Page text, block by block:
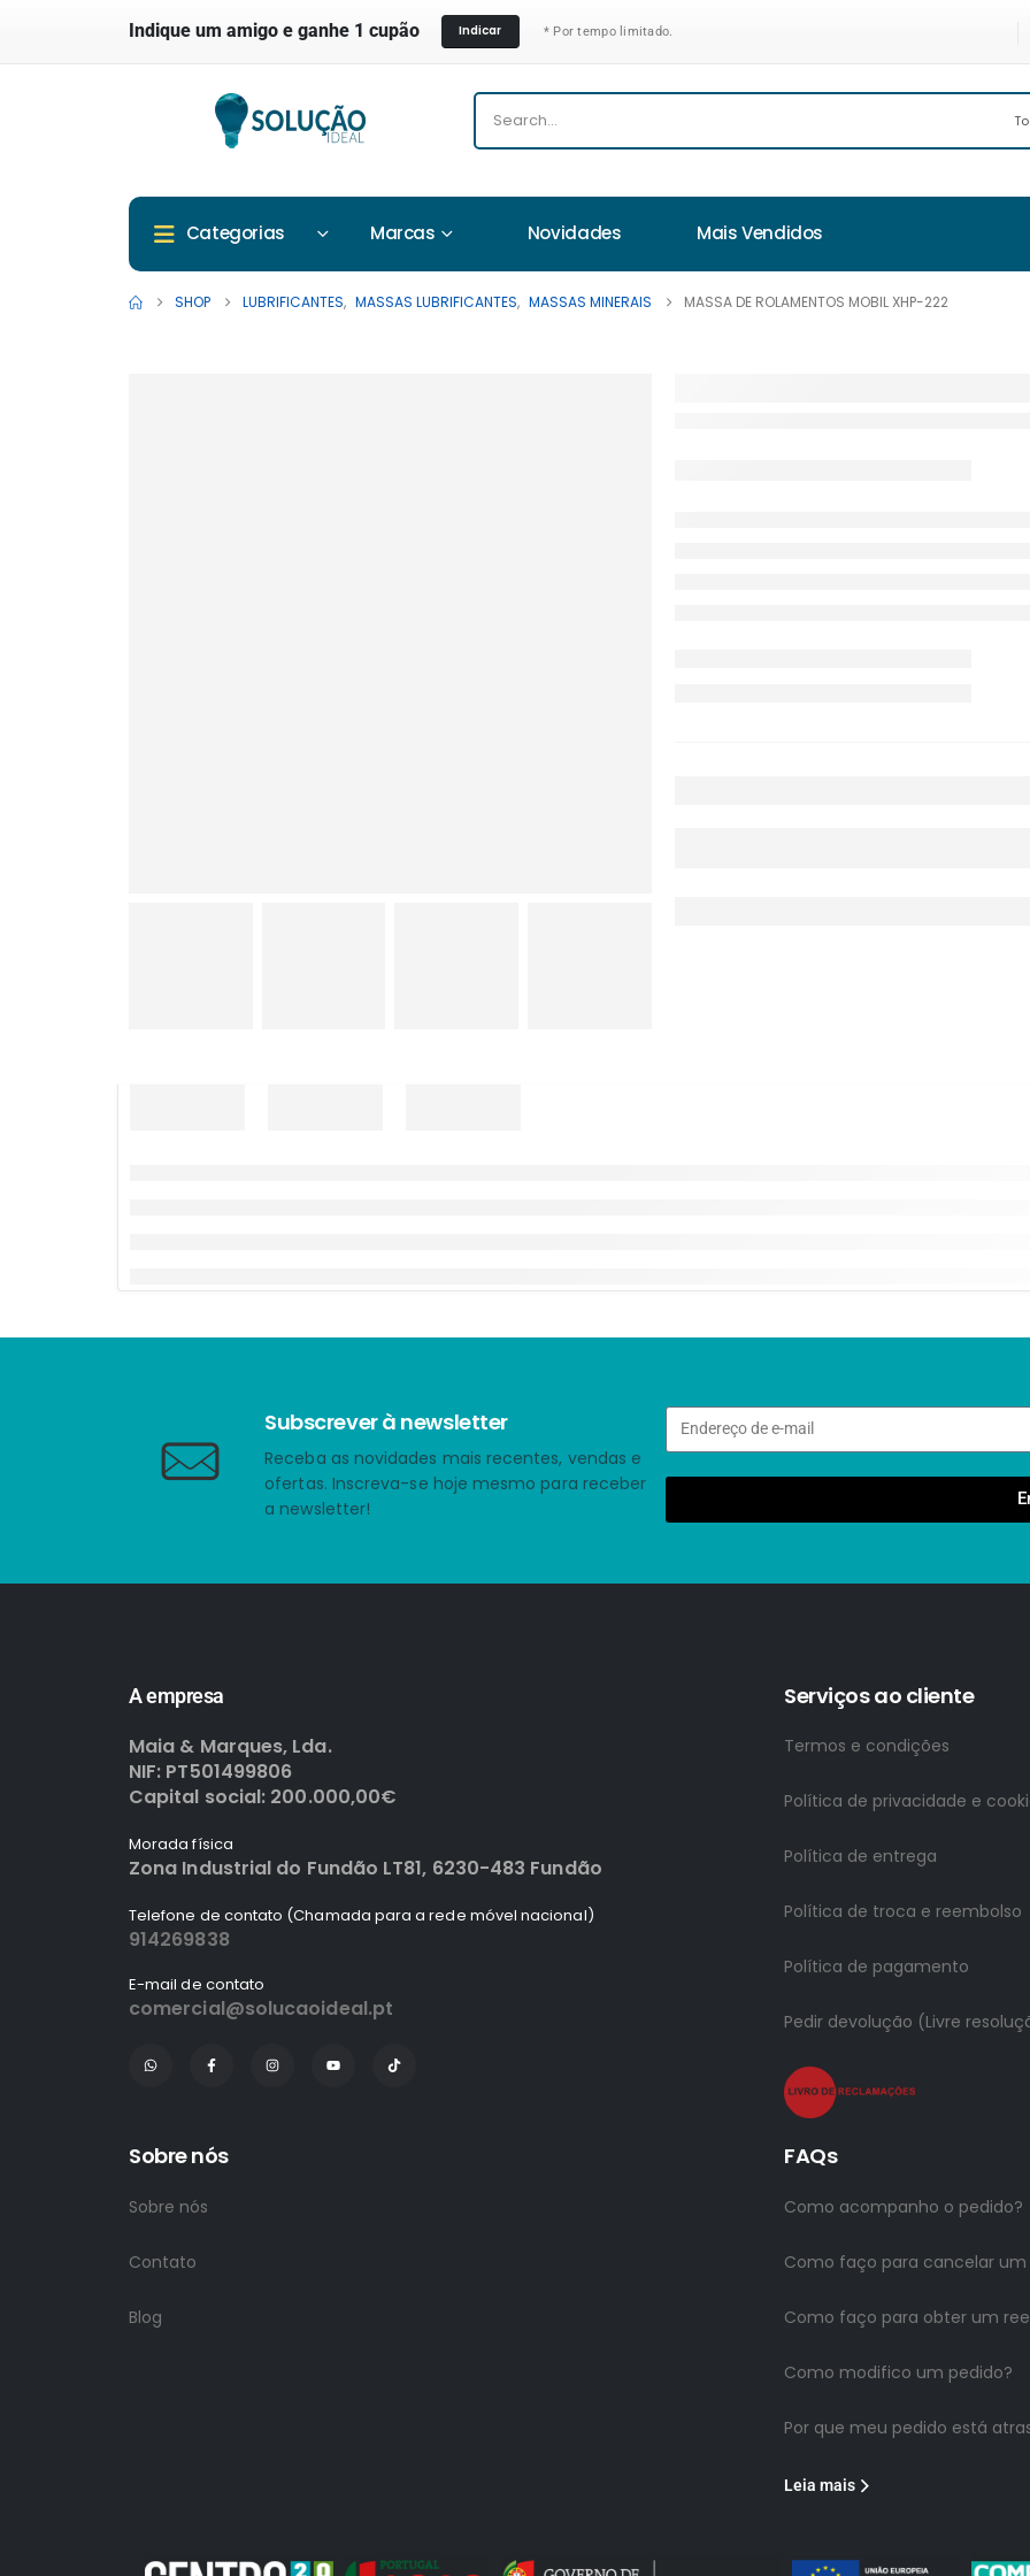
Indique um amigo e ganhe 1 cupão Indicar * Por tempo limitado.
Categorias Marcas Novidades Mais Vendidos
SHOP LUBRIFICANTES, MASSAS LUBRIFICANTES, MASSAS MINERAIS MASSA DE ROLAMENTOS MOBIL XHP-222
Subscrever à newsletter
Receba as novidades mais recentes, vendas e
ofertas. Inscreva-se hoje mesmo para receber
a newsletter!
A empresa
Maia & Marques, Lda.
NIF: PT501499806
Capital social: 200.000,00€
Morada física
Zona Industrial do Fundão LT81, 6230-483 Fundão
Telefone de contato (Chamada para a rede móvel nacional)
914269838
E-mail de contato
comercial@solucaoideal.pt
Serviços ao cliente
Termos e condições
Política de privacidade e
Política de entrega
Política de troca e reembolso
Política de pagamento
Pedir devolução (Livre
Sobre nós
Sobre nós
Contato
Blog
FAQs
Como acompanho o pedido?
Como faço para cancelar um
Como faço para obter um
Como modifico um pedido?
Por que meu pedido está
Leia mais